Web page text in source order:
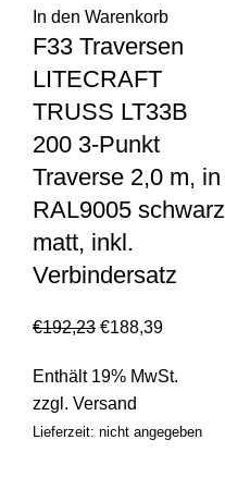
In den Warenkorb
F33 Traversen
LITECRAFT
TRUSS LT33B
200 3-Punkt
Traverse 2,0 m, in
RAL9005 schwarz
matt, inkl.
Verbindersatz
€192,23 €188,39
Enthält 19% MwSt.
zzgl. Versand
Lieferzeit: nicht angegeben